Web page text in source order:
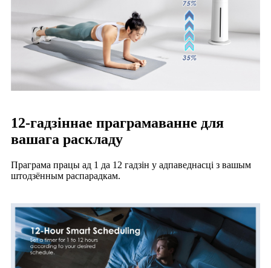
12-гадзіннае праграмаванне для
вашага раскладу
Праграма працы ад 1 да 12 гадзін у адпаведнасці з вашым
штодзённым распарадкам.